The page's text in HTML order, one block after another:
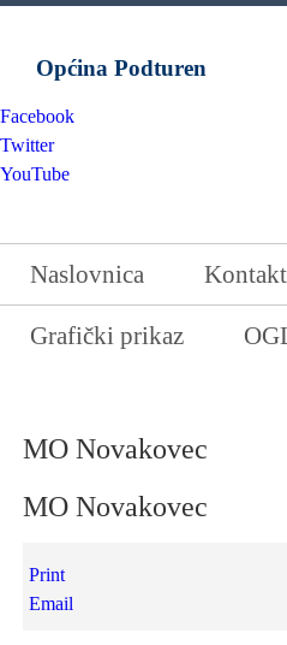
Općina Podturen
Facebook
Twitter
YouTube
Naslovnica
Grafički prikaz
MO Novakovec
MO Novakovec
Print
Email